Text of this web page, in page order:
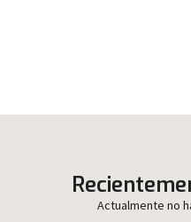
Actualmente no